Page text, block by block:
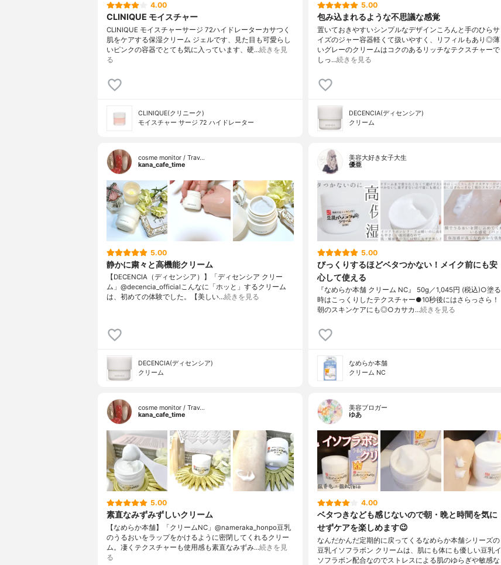
4.00
CLINIQUE モイスチャー
CLINIQUE モイスチャーサージ 72ハイドレーターカサつく
肌をケアする保湿クリーム ジェルです、見た目も可愛らし
いピンクの容器でとても気に入っています、硬…続きを見
る
CLINIQUE(クリニーク)
モイスチャー サージ 72 ハイドレーター
5.00
包み込まれるような不思議な感覚
置いておきやすいシンプルなデザインころんと手のひらサ
イズのジャー容器軽くて扱いやすく、リフィルもあり◎薄
いグレーのクリームはコクのあるリッチなテクスチャーで
しっ…続きを見る
DECENCIA(ディセンシア)
クリーム
cosme monitor / Trav…
kana_cafe_time
5.00
静かに粛々と高機能クリーム
【DECENCIA（ディセンシア）】「ディセンシア クリー
ム」@decencia_officialこんなに「ホッと」するクリーム
は、初めての体験でした。【美しい…続きを見る
DECENCIA(ディセンシア)
クリーム
美容大好き女子大生
優亜
5.00
びっくりするほどベタつかない！メイク前にも安
心して使える
『なめらか本舗 クリーム NC』 50g／1,045円 (税込)○塗る
時はこっくりしたテクスチャー●10秒後にはさらっさら！
朝のスキンケアにも◎○カサカ…続きを見る
なめらか本舗
クリーム NC
cosme monitor / Trav…
kana_cafe_time
5.00
素直なみずみずしいクリーム
【なめらか本舗】「クリームNC」@nameraka_honpo豆乳
のうるおいをラップをかけるように密閉してくれるクリー
ム。凄くテクスチャーも使用感も素直なみずみ…続きを見
る
美容ブロガー
ゆあ
4.00
ベタつきなども感じないので朝・晩と時間を気に
せずケアを楽しめます😉
なんだかんだ定期的に戻ってくるなめらか本舗シリーズの
豆乳イソフラボン クリームは、肌にも体にも優しい豆乳イ
ソフラボン配合なのでストレスによる肌のゆらぎや敏感な